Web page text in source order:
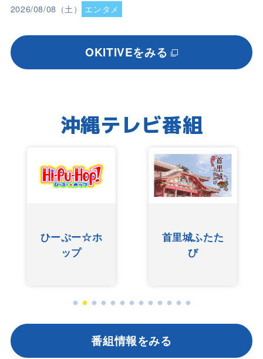
2026/08/08（土） エンタメ
OKITIVEをみる
沖縄テレビ番組
ぐしけんさん
友近ありんく
りんのい～あ
番組情報をみる